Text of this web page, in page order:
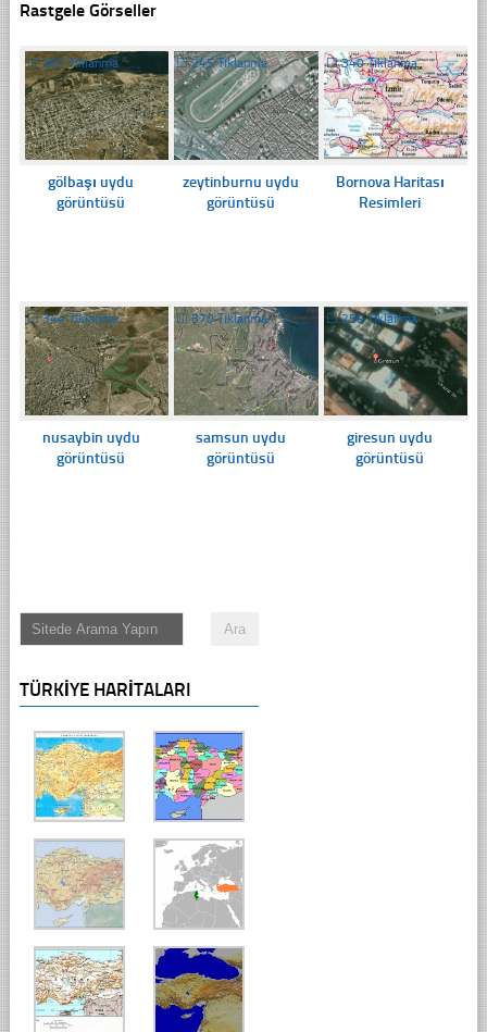
Rastgele Görseller
☐301 Tıklanma
gölbaşı uydu
görüntüsü
☐245 Tıklanma
zeytinburnu uydu
görüntüsü
☐340 Tıklanma
Bornova Haritası
Resimleri
☐344 Tıklanma
nusaybin uydu
görüntüsü
☐370 Tıklanma
samsun uydu
görüntüsü
☐259 Tıklanma
giresun uydu
görüntüsü
TÜRKIYE HARITALARI